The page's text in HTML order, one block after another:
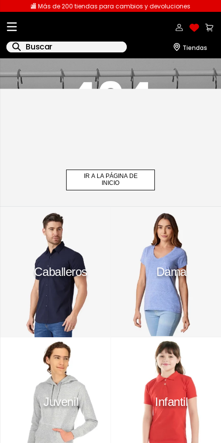
🏬 Más de 200 tiendas para cambios y devoluciones
Buscar
IR A LA PÁGINA DE
INICIO
Caballeros Dama
Juvenil Infantil